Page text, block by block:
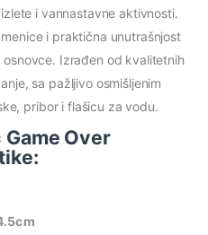
i vannastavne aktivnosti.
i praktična unutrašnjost
Izrađen od kvalitetnih
sa pažljivo osmišljenim
pribor i flašicu za vodu.
Over